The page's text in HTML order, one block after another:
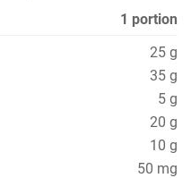
1 portion
25 g
35 g
5 g
20 g
10 g
50 mg